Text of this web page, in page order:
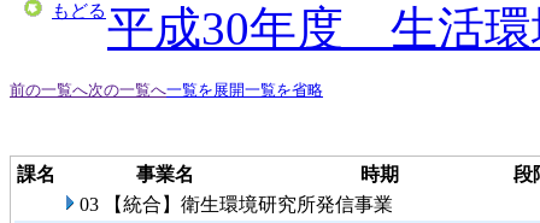
もどる平成30年度 生活環
前の一覧へ次の一覧へ一覧を展開一覧を省略
課名 事業名 時期
段
03 【統合】衛生環境研究所発信事業